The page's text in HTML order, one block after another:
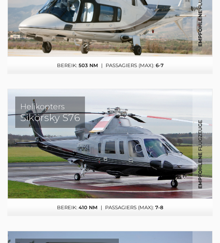
BEREIK: 503 NM | PASSAGIERS (MAX): 6-7
Helikopters
Sikorsky S76
BEREIK: 410 NM | PASSAGIERS (MAX): 7-8